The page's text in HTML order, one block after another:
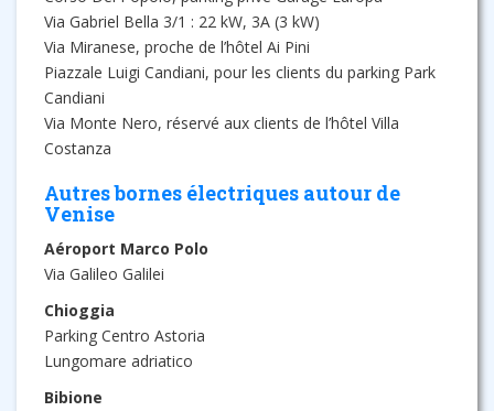
Via Gabriel Bella 3/1 : 22 kW, 3A (3 kW)
Via Miranese, proche de l’hôtel Ai Pini
Piazzale Luigi Candiani, pour les clients du parking Park
Candiani
Via Monte Nero, réservé aux clients de l’hôtel Villa
Costanza
Autres bornes électriques autour de
Venise
Aéroport Marco Polo
Via Galileo Galilei
Chioggia
Parking Centro Astoria
Lungomare adriatico
Bibione